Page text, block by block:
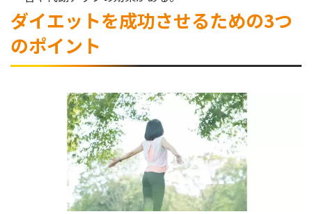
ダイエットを成功させるための3つ
のポイント